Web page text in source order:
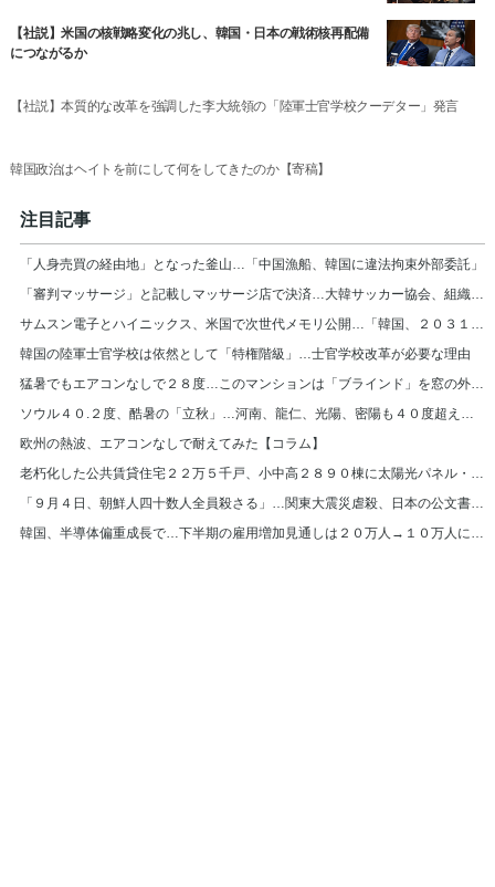
【社説】米国の核戦略変化の兆し、韓国・日本の戦術核再配備
につながるか
【社説】本質的な改革を強調した李大統領の「陸軍士官学校クーデター」発言
韓国政治はヘイトを前にして何をしてきたのか【寄稿】
注目記事
「人身売買の経由地」となった釜山…「中国漁船、韓国に違法拘束外部委託」
「審判マッサージ」と記載しマッサージ店で決済…大韓サッカー協会、組織的に審判接待
サムスン電子とハイニックス、米国で次世代メモリ公開…「韓国、２０３１年まで首位」
韓国の陸軍士官学校は依然として「特権階級」…士官学校改革が必要な理由
猛暑でもエアコンなしで２８度…このマンションは「ブラインド」を窓の外に設置＝韓国
ソウル４０.２度、酷暑の「立秋」…河南、龍仁、光陽、密陽も４０度超え＝韓国
欧州の熱波、エアコンなしで耐えてみた【コラム】
老朽化した公共賃貸住宅２２万５千戸、小中高２８９０棟に太陽光パネル・断熱材補強
「９月４日、朝鮮人四十数人全員殺さる」…関東大震災虐殺、日本の公文書また見つかる
韓国、半導体偏重成長で…下半期の雇用増加見通しは２０万人→１０万人に半減